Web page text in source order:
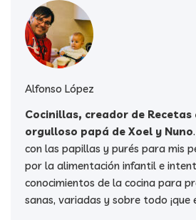
Alfonso López
Cocinillas, creador de
orgulloso papá de Xoel y Nuno
con las papillas y purés para mis
por la alimentación infantil e
conocimientos de la cocina para
sanas, variadas y sobre todo ¡que